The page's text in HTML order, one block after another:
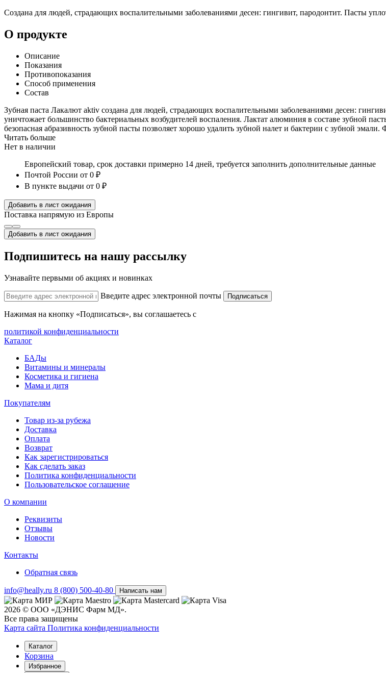
Создана для людей, страдающих воспалительными заболеваниями десен: гингивит, пародонтит. Пасты
О продукте
Описание
Показания
Противопоказания
Способ применения
Состав
Зубная паста Лакалют aktiv создана для людей, страдающих воспалительными заболеваниями десен:
уничтожает большинство бактериальных возбудителей воспаления. Лактат алюминия в составе зубной
безопасная абразивность зубной пасты позволяет хорошо удалить зубной налет и бактерии с зубной
Читать больше
Нет в наличии
Европейский товар, срок доставки примерно 14 дней, требуется заполнить дополнительные данные
Почтой России от 0 ₽
В пункте выдачи от 0 ₽
Добавить в лист ожидания
Поставка напрямую из Европы
Добавить в лист ожидания
Подпишитесь на нашу рассылку
Узнавайте первыми об акциях и новинках
Введите адрес электронной почты Подписаться
Нажимая на кнопку «Подписаться», вы соглашаетесь с
политикой конфиденциальности
Каталог
БАДы
Витамины и минералы
Косметика и гигиена
Мама и дитя
Покупателям
Товар из-за рубежа
Доставка
Оплата
Возврат
Как зарегистрироваться
Как сделать заказ
Политика конфиденциальности
Пользовательское соглашение
О компании
Реквизиты
Отзывы
Новости
Контакты
Обратная связь
info@heally.ru 8 (800) 500-40-80 Написать нам
2026 © ООО «ДЭНИС Фарм МД».
Все права защищены
Карта сайта Политика конфиден­циальности
Каталог
Корзина
Избранное